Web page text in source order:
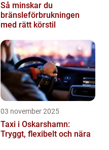
Så minskar du
bränsleförbrukningen
med rätt körstil
03 november 2025
Taxi i Oskarshamn:
Tryggt, flexibelt och nära